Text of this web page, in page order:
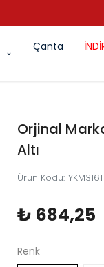
Çanta
Orjinal
Altı
Ürün Kodu: YKM3161
₺ 684,25
Renk